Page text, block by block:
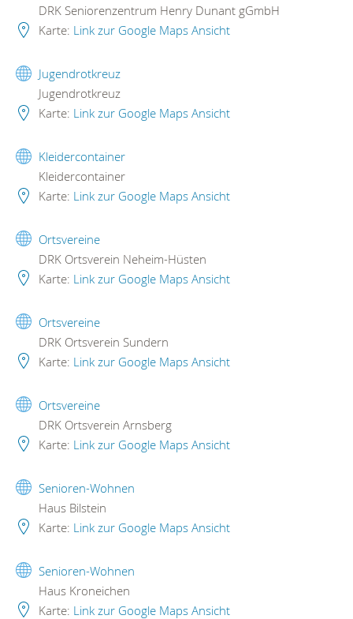
DRK Seniorenzentrum Henry Dunant gGmbH
Karte: Link zur Google Maps Ansicht
Jugendrotkreuz
Jugendrotkreuz
Karte: Link zur Google Maps Ansicht
Kleidercontainer
Kleidercontainer
Karte: Link zur Google Maps Ansicht
Ortsvereine
DRK Ortsverein Neheim-Hüsten
Karte: Link zur Google Maps Ansicht
Ortsvereine
DRK Ortsverein Sundern
Karte: Link zur Google Maps Ansicht
Ortsvereine
DRK Ortsverein Arnsberg
Karte: Link zur Google Maps Ansicht
Senioren-Wohnen
Haus Bilstein
Karte: Link zur Google Maps Ansicht
Senioren-Wohnen
Haus Kroneichen
Karte: Link zur Google Maps Ansicht